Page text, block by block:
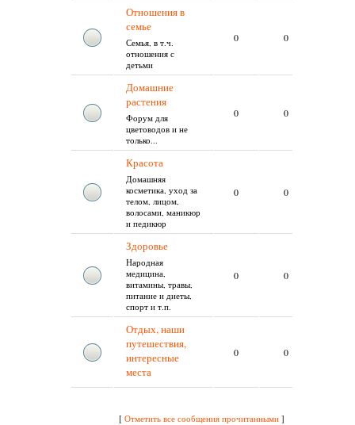
Отношения в
семье
Семья, в т.ч.
отношения с
детьми
0 0
Домашние
растения
Форум для
цветоводов и не
только...
0 0
Красота
Домашняя
косметика, уход за
телом, лицом,
волосами, маникюр
и педикюр
0 0
Здоровье
Народная
медицина,
витамины, травы,
питание и диеты,
спорт и т.п.
0 0
Отдых, наши
путешествия,
интересные
места
0 0
[ Отметить все сообщения прочитанными ]